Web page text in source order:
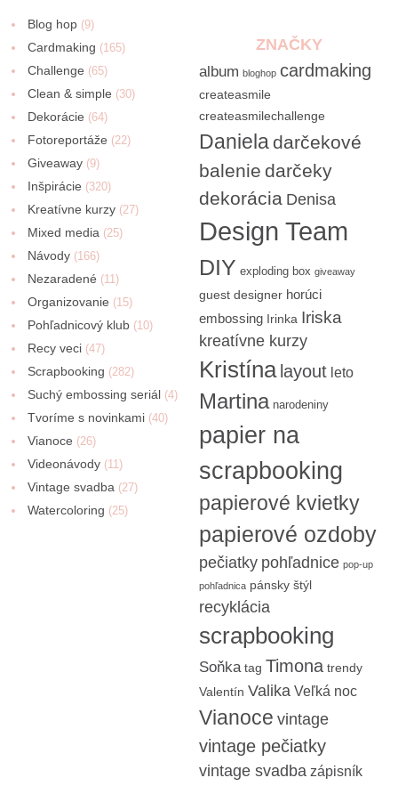
Blog hop (9)
Cardmaking (165)
Challenge (65)
Clean & simple (30)
Dekorácie (64)
Fotoreportáže (22)
Giveaway (9)
Inšpirácie (320)
Kreatívne kurzy (27)
Mixed media (25)
Návody (166)
Nezaradené (11)
Organizovanie (15)
Pohľadnicový klub (10)
Recy veci (47)
Scrapbooking (282)
Suchý embossing seriál (4)
Tvoríme s novinkami (40)
Vianoce (26)
Videonávody (11)
Vintage svadba (27)
Watercoloring (25)
ZNAČKY
album bloghop cardmaking
createasmile
createasmilechallenge
Daniela darčekové
balenie darčeky
dekorácia Denisa
Design Team
DIY exploding box giveaway
guest designer horúci
embossing Irinka Iriska
kreatívne kurzy
Kristína layout leto
Martina narodeniny
papier na
scrapbooking
papierové kvietky
papierové ozdoby
pečiatky pohľadnice pop-up
pohľadnica pánsky štýl
recyklácia
scrapbooking
Soňka tag Timona trendy
Valentín Valika Veľká noc
Vianoce vintage
vintage pečiatky
vintage svadba zápisník